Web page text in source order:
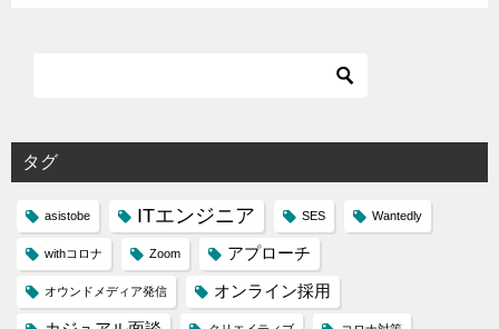
タグ
asistobe ITエンジニア SES Wantedly
withコロナ Zoom アプローチ
オウンドメディア発信 オンライン採用